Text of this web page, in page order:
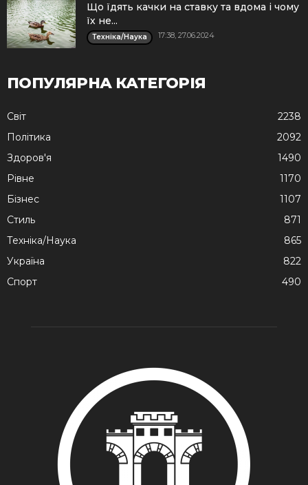
Що їдять качки на ставку та вдома і чому
їх не...
Техніка/Наука 17:38, 27.06.2024
ПОПУЛЯРНА КАТЕГОРІЯ
Cвіт
2238
Політика
2092
Здоров'я
1490
Рівне
1170
Бізнес
1107
Стиль
871
Техніка/Наука
865
Україна
822
Спорт
490